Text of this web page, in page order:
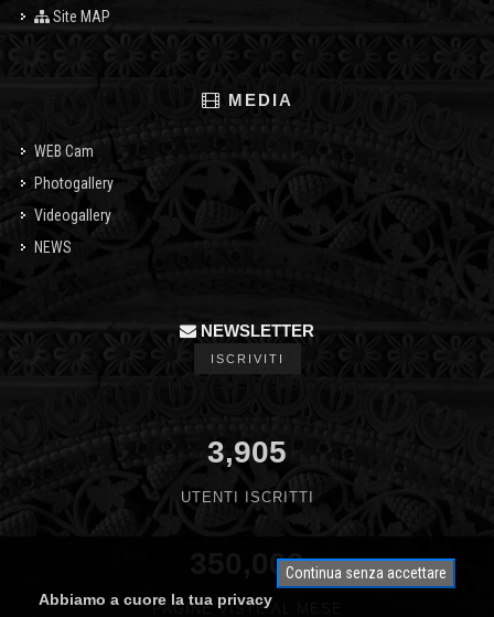
Site MAP
MEDIA
WEB Cam
Photogallery
Videogallery
NEWS
NEWSLETTER
ISCRIVITI
3,905
UTENTI ISCRITTI
350,000
PAGINE VISTE AL MESE
Continua senza accettare
Abbiamo a cuore la tua privacy